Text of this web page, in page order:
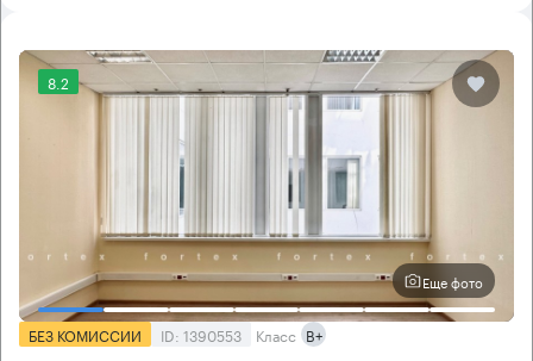
8.2
Еще фото
БЕЗ КОМИССИИ ID: 1390553 Класс B+